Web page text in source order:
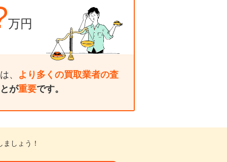
万円
、 より多くの買取業者の査
が重要です。
しょう！